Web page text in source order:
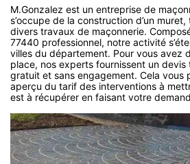
M.Gonzalez est un entreprise de
s’occupe de la construction d’un
divers travaux de maçonnerie.
77440 professionnel, notre activité
villes du département. Pour vous avez
place, nos experts fournissent un
gratuit et sans engagement. Cela vous
aperçu du tarif des interventions à
est à récupérer en faisant votre